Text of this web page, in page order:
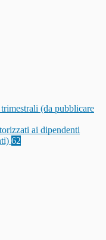
trimestrali (da pubblicare
ai dipendenti
62